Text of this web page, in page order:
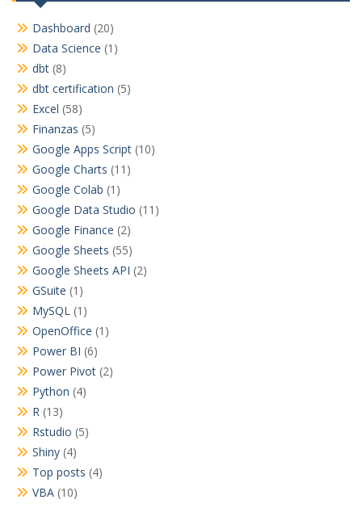
Dashboard (20)
Data Science (1)
dbt (8)
dbt certification (5)
Excel (58)
Finanzas (5)
Google Apps Script (10)
Google Charts (11)
Google Colab (1)
Google Data Studio (11)
Google Finance (2)
Google Sheets (55)
Google Sheets API (2)
GSuite (1)
MySQL (1)
OpenOffice (1)
Power BI (6)
Power Pivot (2)
Python (4)
R (13)
Rstudio (5)
Shiny (4)
Top posts (4)
VBA (10)